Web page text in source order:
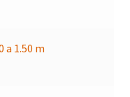
a 1.50 m